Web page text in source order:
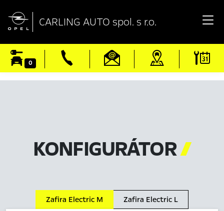
 CARLING AUTO spol. s r.o.
0
KONFIGURÁTOR
Zafira Electric M Zafira Electric L